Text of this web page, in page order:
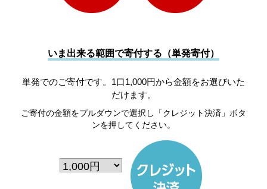
いま出来る範囲で寄付する（単発寄付）
単発でのご寄付です。1口1,000円から金額をお選びいた
だけます。
ご寄付の金額をプルダウンで選択し「クレジット決済」ボタ
ンを押してください。